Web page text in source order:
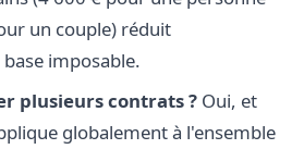
un couple) réduit
imposable.
plusieurs contrats ? Oui, et
globalement à l'ensemble